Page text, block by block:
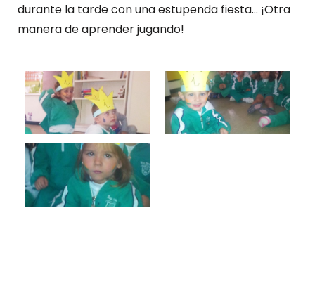
durante la tarde con una estupenda fiesta… ¡Otra
manera de aprender jugando!